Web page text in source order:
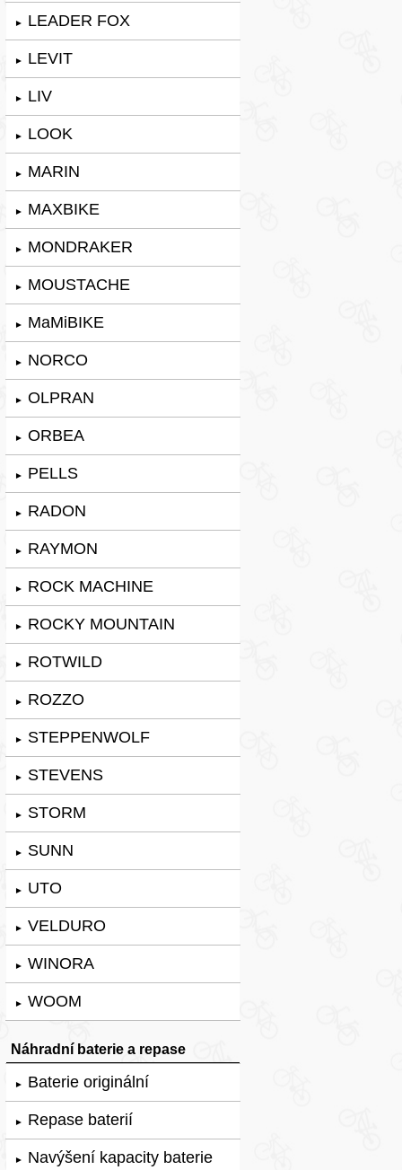
► LEADER FOX
► LEVIT
► LIV
► LOOK
► MARIN
► MAXBIKE
► MONDRAKER
► MOUSTACHE
► MaMiBIKE
► NORCO
► OLPRAN
► ORBEA
► PELLS
► RADON
► RAYMON
► ROCK MACHINE
► ROCKY MOUNTAIN
► ROTWILD
► ROZZO
► STEPPENWOLF
► STEVENS
► STORM
► SUNN
► UTO
► VELDURO
► WINORA
► WOOM
Náhradní baterie a repase
► Baterie originální
► Repase baterií
► Navýšení kapacity baterie